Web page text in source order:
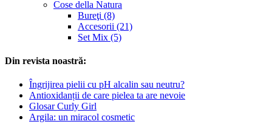
Cose della Natura
Bureţi (8)
Accesorii (21)
Set Mix (5)
Din revista noastră:
Îngrijirea pielii cu pH alcalin sau neutru?
Antioxidanții de care pielea ta are nevoie
Glosar Curly Girl
Argila: un miracol cosmetic